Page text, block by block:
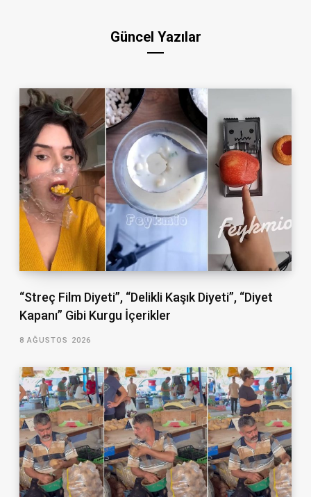
Güncel Yazılar
“Streç Film Diyeti”, “Delikli Kaşık Diyeti”, “Diyet
Kapanı” Gibi Kurgu İçerikler
8 AĞUSTOS 2026